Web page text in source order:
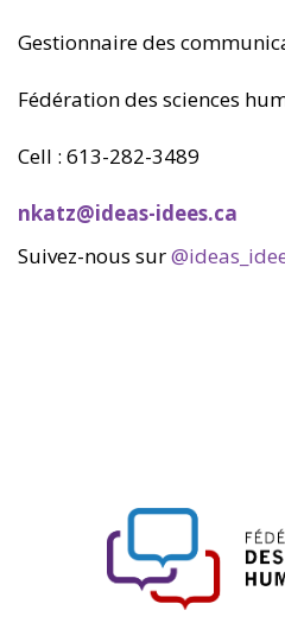
Gestionnaire des
Fédération des sciences
Cell : 613-282-3489
nkatz@ideas-idees.ca
Suivez-nous sur